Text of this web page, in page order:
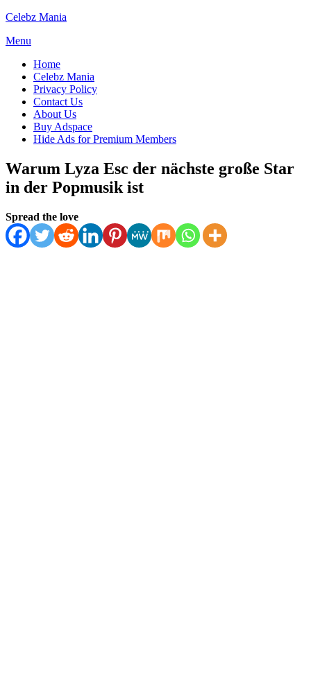
Skip
content
Celebz Mania
Menu
Home
Celebz Mania
Privacy Policy
Contact Us
About Us
Buy Adspace
Hide Ads for Premium Members
Warum Lyza Esc der nächste große Star
in der Popmusik ist
byAnabella
Posted
on
March 3, 2025March 3, 2025
Spread the love